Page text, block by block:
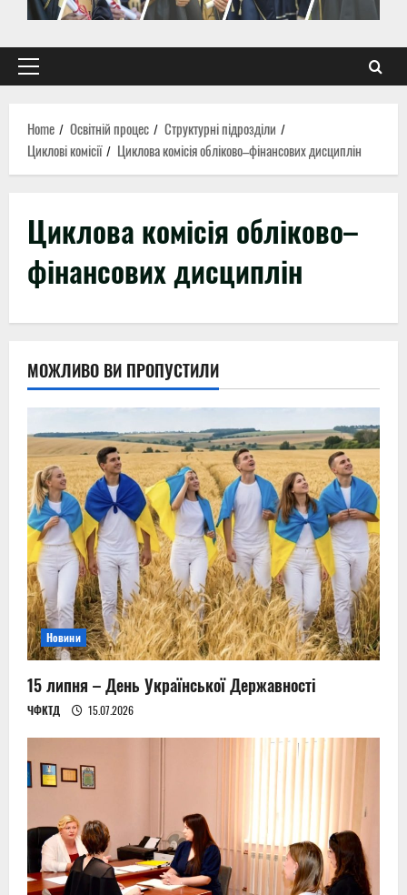
Primary
Home
Освітній процес
Структурні підрозділи
Циклові комісії
Циклова комісія обліково–фінансових дисциплін
Циклова комісія обліково–
фінансових дисциплін
МОЖЛИВО ВИ ПРОПУСТИЛИ
Новини
15 липня – День Української Державності
ЧФКТД 15.07.2026